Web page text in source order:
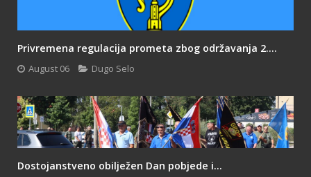
Privremena regulacija prometa zbog održavanja 2....
August 06 Dugo Selo
Dostojanstveno obilježen Dan pobjede i...